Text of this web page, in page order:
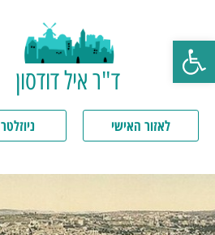
פתח סרגל נגישות
ד"ר איל דודסון
לאזור האישי ניוזלטר